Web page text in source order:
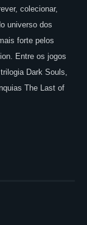
colecionar,
universo dos
forte pelos
Entre os jogos
Dark Souls,
The Last of